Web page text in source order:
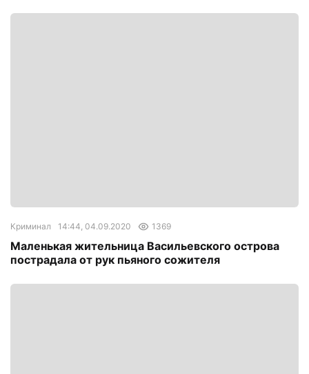
Криминал 14:44, 04.09.2020 1369
Маленькая жительница Васильевского острова
пострадала от рук пьяного сожителя